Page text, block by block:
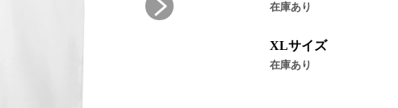
在庫あり
XLサイズ
在庫あり